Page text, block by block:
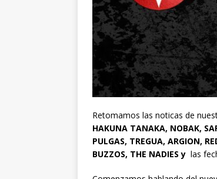
Retomamos las noticas de
HAKUNA TANAKA, NOBAK,
PULGAS, TREGUA, ARGION,
BUZZOS, THE NADIES y las